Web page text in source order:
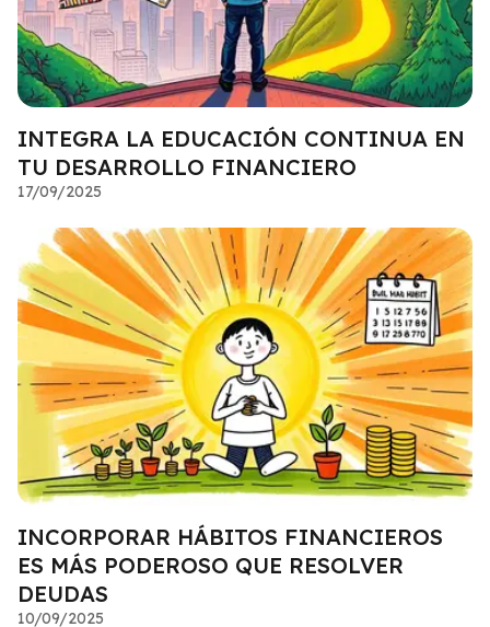
INTEGRA LA EDUCACIÓN CONTINUA EN
TU DESARROLLO FINANCIERO
17/09/2025
INCORPORAR HÁBITOS FINANCIEROS
ES MÁS PODEROSO QUE RESOLVER
DEUDAS
10/09/2025